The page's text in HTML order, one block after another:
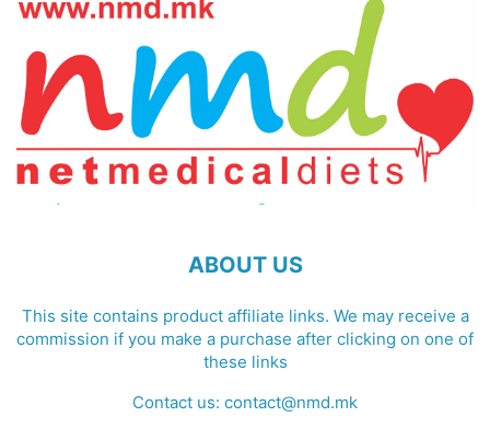
ABOUT US
This site contains product affiliate links. We may receive a
commission if you make a purchase after clicking on one of
these links
Contact us: contact@nmd.mk